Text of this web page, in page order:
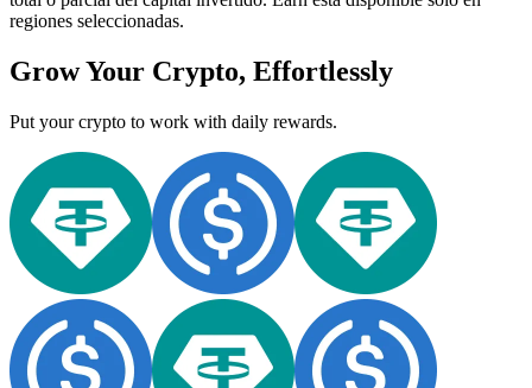
regiones seleccionadas.
Grow Your Crypto, Effortlessly
Put your crypto to work with daily rewards.